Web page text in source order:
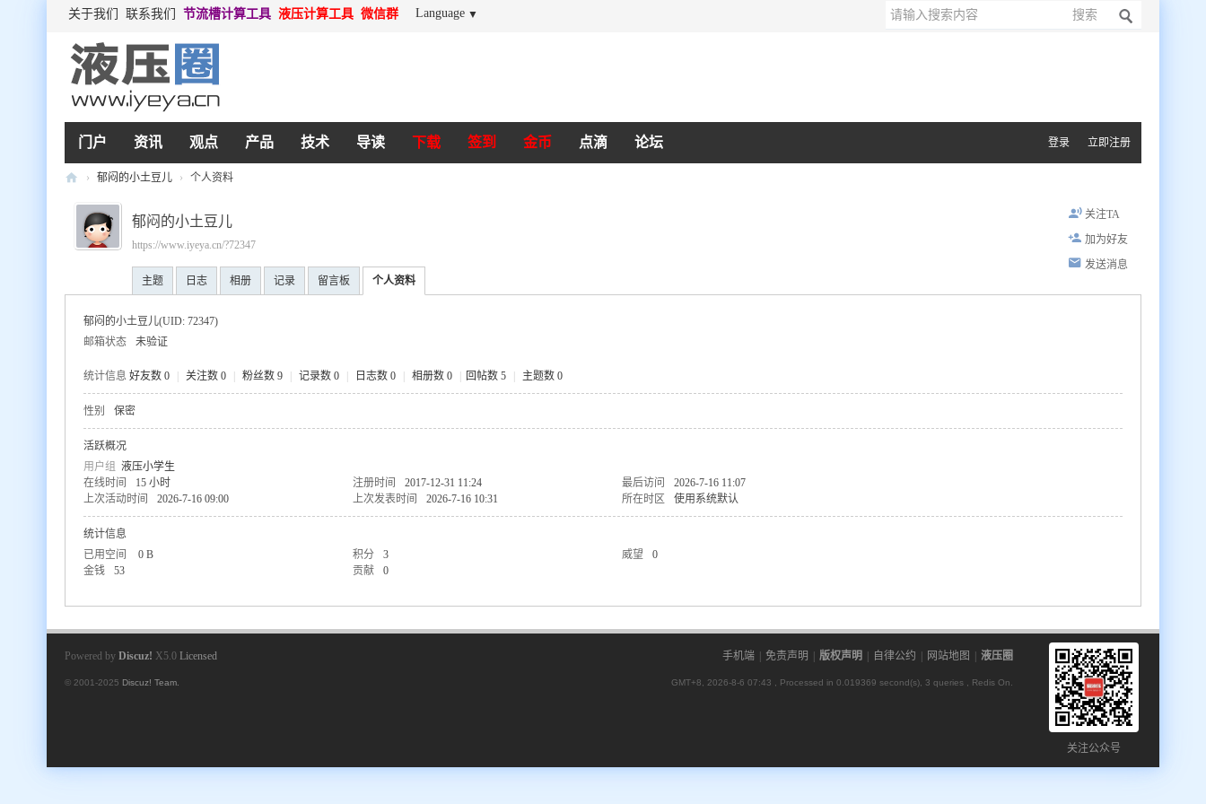
关于我们 联系我们 节流槽计算工具 液压计算工具 微信群 Language ▼ 搜索
门户 资讯 观点 产品 技术 导读 下载 签到 金币 点滴 论坛 登录 立即注册
液
› 郁闷的小土豆儿 › 个人资料
关注TA
加为好友
发送消息
郁闷的小土豆儿
https://www.iyeya.cn/?72347
主题 日志 相册 记录 留言板 个人资料
郁闷的小土豆儿(UID: 72347)
邮箱状态
未验证
统计信息 好友数 0 关注数 0 粉丝数 9 记录数 0 日志数 0 相册数 0 回帖数 5 主题数 0
性别 保密
活跃概况
用户组 液压小学生
在线时间
15 小时 注册时间 2017-12-31 11:24 最后访问
2026-7-16 11:07
上次活动时间
2026-7-16 09:00 上次发表时间 2026-7-16 10:31 所在时区 使用系统默认
统计信息
已用空间
0 B 积分 3 威望
0
金钱
53 贡献 0
Powered by Discuz! X5.0 Licensed
© 2001-2025 Discuz! Team.
手机端 免责声明 版权声明 自律公约 网站地图 液压圈
GMT+8, 2026-8-6 07:43 , Processed in 0.019369 second(s), 3 queries , Redis On.
关注公众号